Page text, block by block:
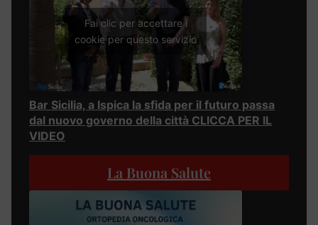
Fai clic per accettare i
cookie per questo servizio
Bar Sicilia, a Ispica la sfida per il futuro passa
dal nuovo governo della città CLICCA PER IL
VIDEO
La Buona Salute